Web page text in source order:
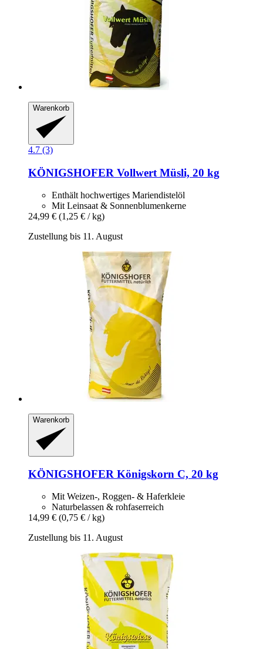
Warenkorb
4.7 (3)
KÖNIGSHOFER Vollwert Müsli, 20 kg
Enthält hochwertiges Mariendistelöl
Mit Leinsaat & Sonnenblumenkerne
24,99 € (1,25 € / kg)
Zustellung bis 11. August
Warenkorb
KÖNIGSHOFER Königskorn C, 20 kg
Mit Weizen-, Roggen- & Haferkleie
Naturbelassen & rohfaserreich
14,99 € (0,75 € / kg)
Zustellung bis 11. August